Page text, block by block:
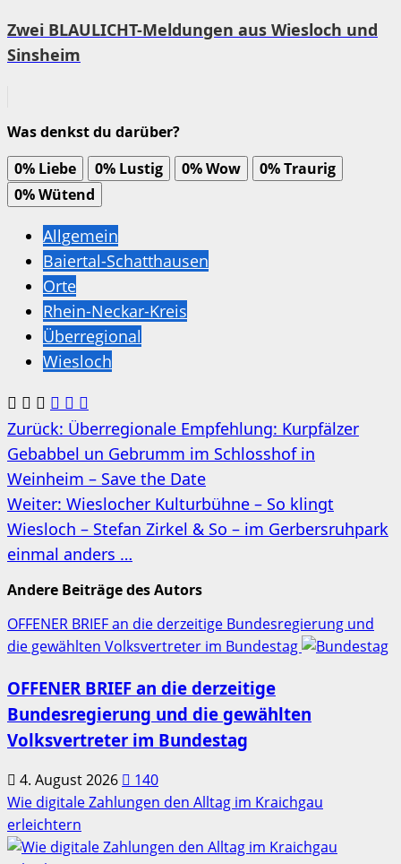
Zwei BLAULICHT-Meldungen aus Wiesloch und
Sinsheim
Was denkst du darüber?
0% Liebe 0% Lustig 0%Wow 0%Traurig
0%Wütend
Allgemein
Baiertal-Schatthausen
Orte
Rhein-Neckar-Kreis
Überregional
Wiesloch
Beitragsnavigation
Zurück: Überregionale Empfehlung: Kurpfälzer
Gebabbel un Gebrumm im Schlosshof in
Weinheim – Save the Date
Weiter: Wieslocher Kulturbühne – So klingt
Wiesloch – Stefan Zirkel & So – im Gerbersruhpark
einmal anders …
Andere Beiträge des Autors
OFFENER BRIEF an die derzeitige Bundesregierung und
die gewählten Volksvertreter im Bundestag
OFFENER BRIEF an die derzeitige
Bundesregierung und die gewählten
Volksvertreter im Bundestag
4. August 2026
140
Wie digitale Zahlungen den Alltag im Kraichgau
erleichtern